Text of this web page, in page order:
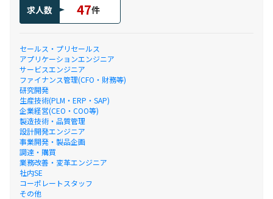
求人数 47件
セールス・プリセールス
アプリケーションエンジニア
サービスエンジニア
ファイナンス管理(CFO・財務等)
研究開発
生産技術(PLM・ERP・SAP)
企業経営(CEO・COO等)
製造技術・品質管理
設計開発エンジニア
事業開発・製品企画
調達・購買
業務改善・変革エンジニア
社内SE
コーポレートスタッフ
その他